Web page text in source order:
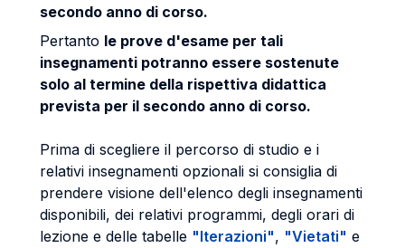
secondo anno di corso.
Pertanto le prove d'esame per tali
insegnamenti potranno essere sostenute
solo al termine della rispettiva didattica
prevista per il secondo anno di corso.
Prima di scegliere il percorso di studio e i
relativi insegnamenti opzionali si consiglia di
prendere visione dell'elenco degli insegnamenti
disponibili, dei relativi programmi, degli orari di
lezione e delle tabelle "Iterazioni", "Vietati" e